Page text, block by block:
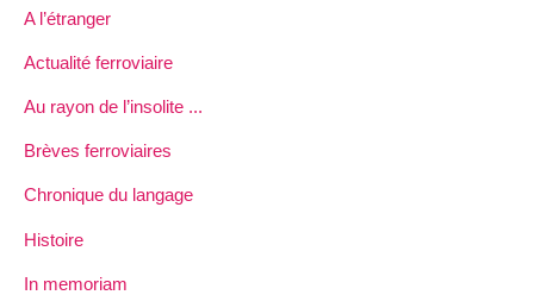
A l’étranger
Actualité ferroviaire
Au rayon de l’insolite ...
Brèves ferroviaires
Chronique du langage
Histoire
In memoriam